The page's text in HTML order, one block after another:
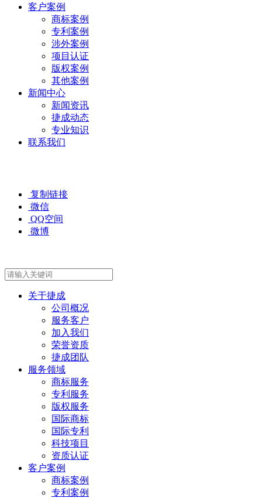
客户案例
商标案例
专利案例
涉外案例
项目认证
版权案例
其他案例
新闻中心
新闻资讯
捷成动态
专业知识
联系我们
复制链接
微信
QQ空间
微博
关于捷成
公司概况
服务客户
加入我们
荣誉资质
捷成团队
服务领域
商标服务
专利服务
版权服务
国际商标
国际专利
科技项目
资质认证
客户案例
商标案例
专利案例